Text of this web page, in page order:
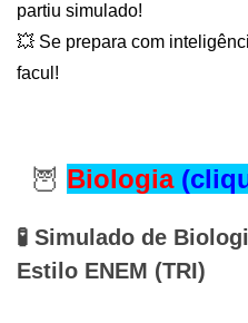
partiu simulado!
💥 Se prepara com
facul!
🦉 Biologia
🧪 Simulado de
Estilo ENEM (TRI)